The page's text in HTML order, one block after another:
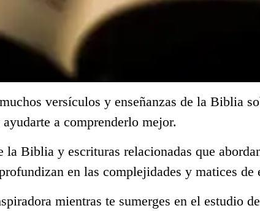
versículos y enseñanzas de la Biblia
a comprenderlo mejor.
Biblia y escrituras relacionadas que
en las complejidades y matices de
mientras te sumerges en el estudio